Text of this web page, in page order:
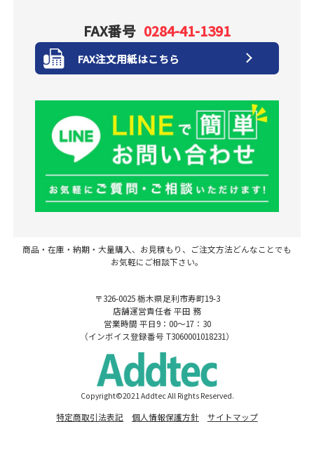
FAX番号 0284-41-1391
FAX注文用紙はこちら
商品・在庫・納期・大量購入、お見積もり、ご注文方法どんなことでも
お気軽にご相談下さい。
〒326-0025 栃木県足利市寿町19-3
店舗運営責任者 平田 務
営業時間 平日9：00～17：30
（インボイス登録番号 T3060001018231）
Copyright©2021 Addtec All Rights Reserved.
特定商取引法表記 個人情報保護方針 サイトマップ